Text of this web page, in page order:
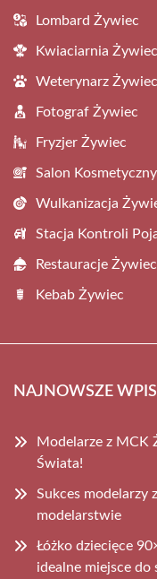
Lombard Żywiec
Kwiaciarnia Żywiec
Weterynarz Żywiec
Fotograf Żywiec
Fryzjer Żywiec
Salon
Wulkanizacja
Stacja Kontroli
Restauracje Żywiec
Kebab Żywiec
NAJNOWSZE
Modelarze z MCK
Świata!
Sukces modelarzy
modelarstwie
Łóżko dziecięce
idealne miejsce do